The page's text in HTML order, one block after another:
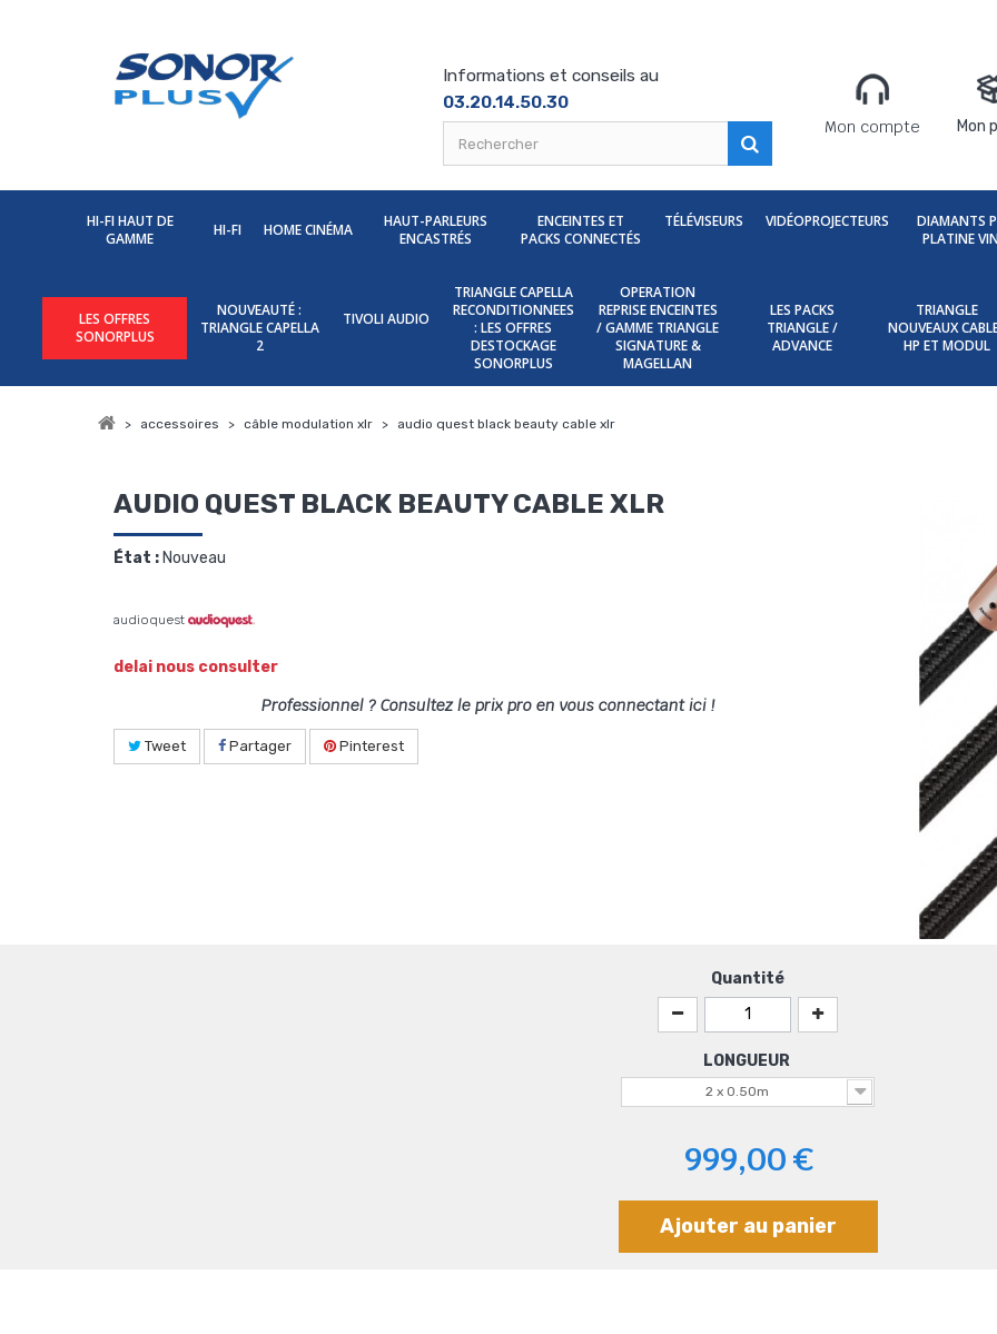
Informations et conseils au
03.20.14.50.30
Mon compte
Mon
HI-FI HAUT DE
GAMME
HI-FI HOME CINÉMA
HAUT-PARLEURS
ENCASTRÉS
ENCEINTES ET
PACKS CONNECTÉS
TÉLÉVISEURS VIDÉOPROJECTEURS
DIAMANTS
PLATINE
LES OFFRES
SONORPLUS
NOUVEAUTÉ :
TRIANGLE CAPELLA
2
TIVOLI AUDIO
TRIANGLE CAPELLA
RECONDITIONNEES
: LES OFFRES
DESTOCKAGE
SONORPLUS
OPERATION
REPRISE ENCEINTES
/ GAMME TRIANGLE
SIGNATURE &
MAGELLAN
LES PACKS
TRIANGLE /
ADVANCE
TRIANGLE
NOUVEAUX
HP ET MODUL
> accessoires > câble modulation xlr > audio quest black beauty cable xlr
AUDIO QUEST BLACK BEAUTY CABLE XLR
État : Nouveau
audioquest
delai nous consulter
Professionnel ? Consultez le prix pro en vous connectant ici !
Tweet Partager Pinterest
Quantité
LONGUEUR
2 x 0.50m
999,00 €
Ajouter au panier